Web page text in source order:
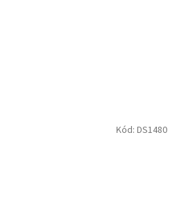
Kód: DS1480